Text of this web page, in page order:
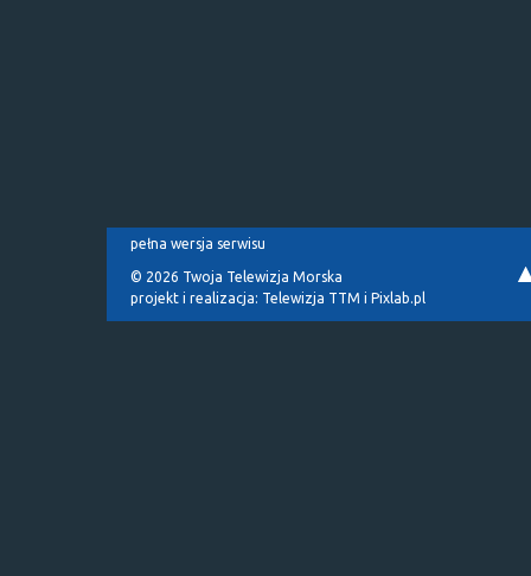
pełna wersja serwisu
© 2026 Twoja Telewizja Morska
projekt i realizacja: Telewizja TTM i Pixlab.pl